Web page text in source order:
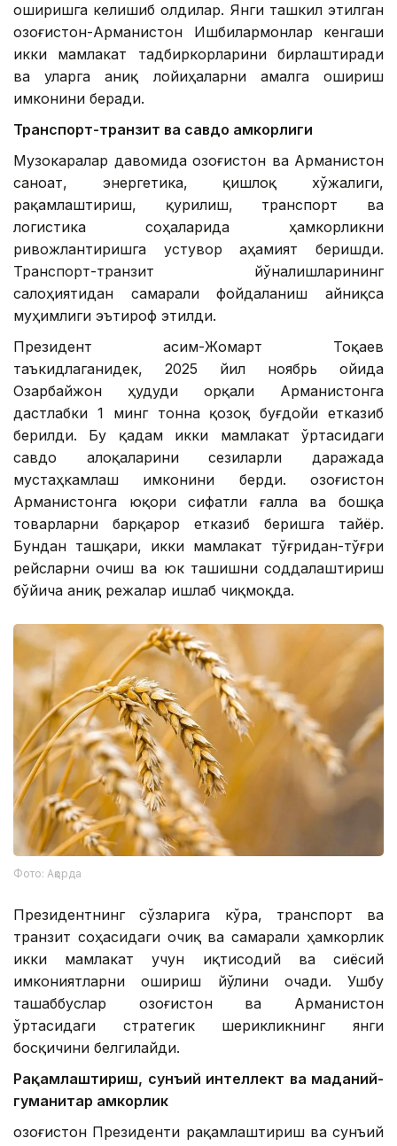
оширишга келишиб олдилар. Янги ташкил этилган
Қозоғистон-Арманистон Ишбилармонлар кенгаши
икки мамлакат тадбиркорларини бирлаштиради
ва уларга аниқ лойиҳаларни амалга ошириш
имконини беради.
Транспорт-транзит ва савдо ҳамкорлиги
Музокаралар давомида Қозоғистон ва Арманистон
саноат, энергетика, қишлоқ хўжалиги,
рақамлаштириш, қурилиш, транспорт ва
логистика соҳаларида ҳамкорликни
ривожлантиришга устувор аҳамият беришди.
Транспорт-транзит йўналишларининг
салоҳиятидан самарали фойдаланиш айниқса
муҳимлиги эътироф этилди.
Президент Қасим-Жомарт Тоқаев
таъкидлаганидек, 2025 йил ноябрь ойида
Озарбайжон ҳудуди орқали Арманистонга
дастлабки 1 минг тонна қозоқ буғдойи етказиб
берилди. Бу қадам икки мамлакат ўртасидаги
савдо алоқаларини сезиларли даражада
мустаҳкамлаш имконини берди. Қозоғистон
Арманистонга юқори сифатли ғалла ва бошқа
товарларни барқарор етказиб беришга тайёр.
Бундан ташқари, икки мамлакат тўғридан-тўғри
рейсларни очиш ва юк ташишни соддалаштириш
бўйича аниқ режалар ишлаб чиқмоқда.
Фото: Ақорда
Президентнинг сўзларига кўра, транспорт ва
транзит соҳасидаги очиқ ва самарали ҳамкорлик
икки мамлакат учун иқтисодий ва сиёсий
имкониятларни ошириш йўлини очади. Ушбу
ташаббуслар Қозоғистон ва Арманистон
ўртасидаги стратегик шерикликнинг янги
босқичини белгилайди.
Рақамлаштириш, сунъий интеллект ва маданий-
гуманитар ҳамкорлик
Қозоғистон Президенти рақамлаштириш ва сунъий